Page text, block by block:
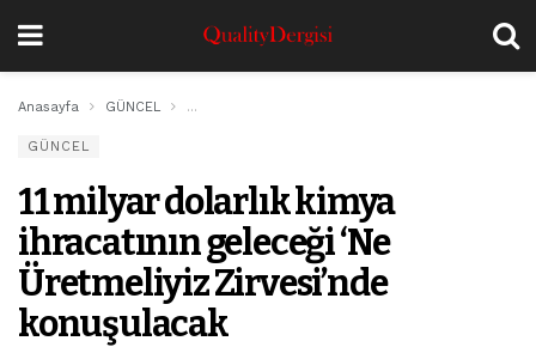
Anasayfa GÜNCEL 11 milyar dolarlık kimya ihracatının geleceği ‘Ne
GÜNCEL
11 milyar dolarlık kimya
ihracatının geleceği ‘Ne
Üretmeliyiz Zirvesi’nde
konuşulacak